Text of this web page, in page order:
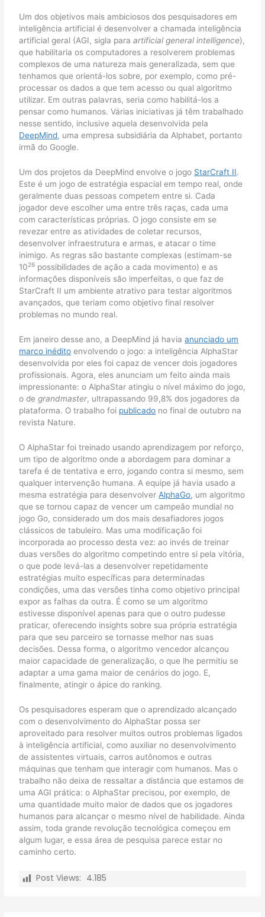
Um dos objetivos mais ambiciosos dos pesquisadores em
inteligência artificial é desenvolver a chamada inteligência
artificial geral (AGI, sigla paraartificial general intelligence),
que habilitaria os computadores a resolverem problemas
complexos de uma natureza mais generalizada, sem que
tenhamos que orientá-los sobre, por exemplo, como pré-
processar os dados a que tem acesso ou qual algoritmo
utilizar. Em outras palavras, seria como habilitá-los a
pensar como humanos. Várias iniciativas já têm trabalhado
nesse sentido, inclusive aquela desenvolvida pela
DeepMind, uma empresa subsidiária da Alphabet, portanto
irmã do Google.
Um dos projetos da DeepMind envolve o jogo StarCraft II.
Este é um jogo de estratégia espacial em tempo real, onde
geralmente duas pessoas competem entre si. Cada
jogador deve escolher uma entre três raças, cada uma
com características próprias. O jogo consiste em se
revezar entre as atividades de coletar recursos,
desenvolver infraestrutura e armas, e atacar o time
inimigo. As regras são bastante complexas (estimam-se
1026 possibilidades de ação a cada movimento) e as
informações disponíveis são imperfeitas, o que faz de
StarCraft II um ambiente atrativo para testar algoritmos
avançados, que teriam como objetivo final resolver
problemas no mundo real.
Em janeiro desse ano, a DeepMind já haviaanunciado um
marco inédito envolvendo o jogo: a inteligência AlphaStar
desenvolvida por eles foi capaz de vencer dois jogadores
profissionais. Agora, eles anunciam um feito ainda mais
impressionante: o AlphaStar atingiu o nível máximo do jogo,
o degrandmaster, ultrapassando 99,8% dos jogadores da
plataforma. O trabalho foi publicado no final de outubro na
revista Nature.
O AlphaStar foi treinado usando aprendizagem por reforço,
um tipo de algoritmo onde a abordagem para dominar a
tarefa é de tentativa e erro, jogando contra si mesmo, sem
qualquer intervenção humana. A equipe já havia usado a
mesma estratégia para desenvolverAlphaGo, um algoritmo
que se tornou capaz de vencer um campeão mundial no
jogo Go, considerado um dos mais desafiadores jogos
clássicos de tabuleiro. Mas uma modificação foi
incorporada ao processo desta vez: ao invés de treinar
duas versões do algoritmo competindo entre si pela vitória,
o que pode levá-las a desenvolver repetidamente
estratégias muito específicas para determinadas
condições, uma das versões tinha como objetivo principal
expor as falhas da outra. É como se um algoritmo
estivesse disponível apenas para que o outro pudesse
praticar, oferecendo insights sobre sua própria estratégia
para que seu parceiro se tornasse melhor nas suas
decisões. Dessa forma, o algoritmo vencedor alcançou
maior capacidade de generalização, o que lhe permitiu se
adaptar a uma gama maior de cenários do jogo. E,
finalmente, atingir o ápice do ranking.
Os pesquisadores esperam que o aprendizado alcançado
com o desenvolvimento do AlphaStar possa ser
aproveitado para resolver muitos outros problemas ligados
à inteligência artificial, como auxiliar no desenvolvimento
de assistentes virtuais, carros autônomos e outras
máquinas que tenham que interagir com humanos. Mas o
trabalho não deixa de ressaltar a distância que estamos de
uma AGI prática: o AlphaStar precisou, por exemplo, de
uma quantidade muito maior de dados que os jogadores
humanos para alcançar o mesmo nível de habilidade. Ainda
assim, toda grande revolução tecnológica começou em
algum lugar, e essa área de pesquisa parece estar no
caminho certo.
Post Views: 4.185